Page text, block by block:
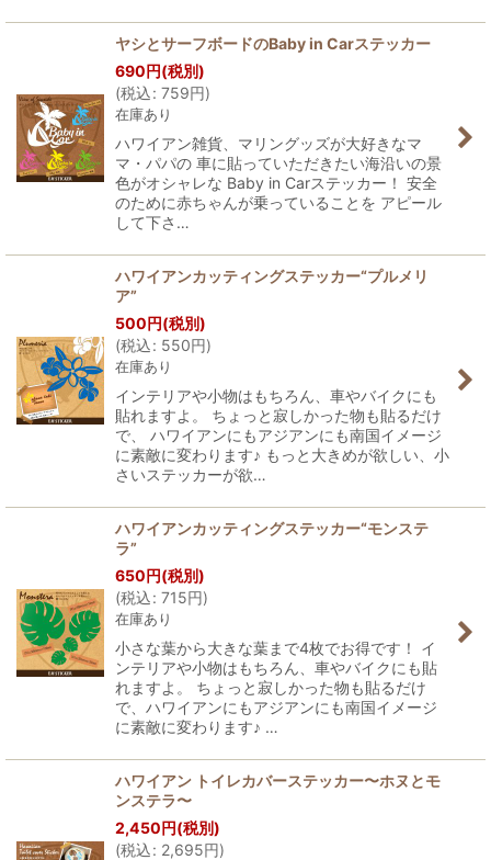
ヤシとサーフボードのBaby in Carステッカー
690円(税別)
(税込: 759円)
在庫あり
ハワイアン雑貨、マリングッズが大好きなマ
マ・パパの 車に貼っていただきたい海沿いの景
色がオシャレな Baby in Carステッカー！ 安全
のために赤ちゃんが乗っていることを アピール
して下さ…
ハワイアンカッティングステッカー“プルメリ
ア”
500円(税別)
(税込: 550円)
在庫あり
インテリアや小物はもちろん、車やバイクにも
貼れますよ。 ちょっと寂しかった物も貼るだけ
で、 ハワイアンにもアジアンにも南国イメージ
に素敵に変わります♪ もっと大きめが欲しい、小
さいステッカーが欲…
ハワイアンカッティングステッカー“モンステ
ラ”
650円(税別)
(税込: 715円)
在庫あり
小さな葉から大きな葉まで4枚でお得です！ イ
ンテリアや小物はもちろん、車やバイクにも貼
れますよ。 ちょっと寂しかった物も貼るだけ
で、ハワイアンにもアジアンにも南国イメージ
に素敵に変わります♪ …
ハワイアン トイレカバーステッカー〜ホヌとモ
ンステラ〜
2,450円(税別)
(税込: 2,695円)